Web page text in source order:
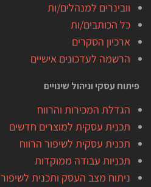
וובינרים למנהלים/ות
כל הכותבים/ות
ארכיון הסקרים
הרשמה לעדכונים אישיים
פיתוח עסקי וניהול שינויים
הגדלת המכירות והרווח
תכנית עסקית למוצרים חדשים
תכנית עסקית לשיפור הרווח
תכניות עבודה ממוקדות
ניתוח מצב העסק ותכנית לשיפור